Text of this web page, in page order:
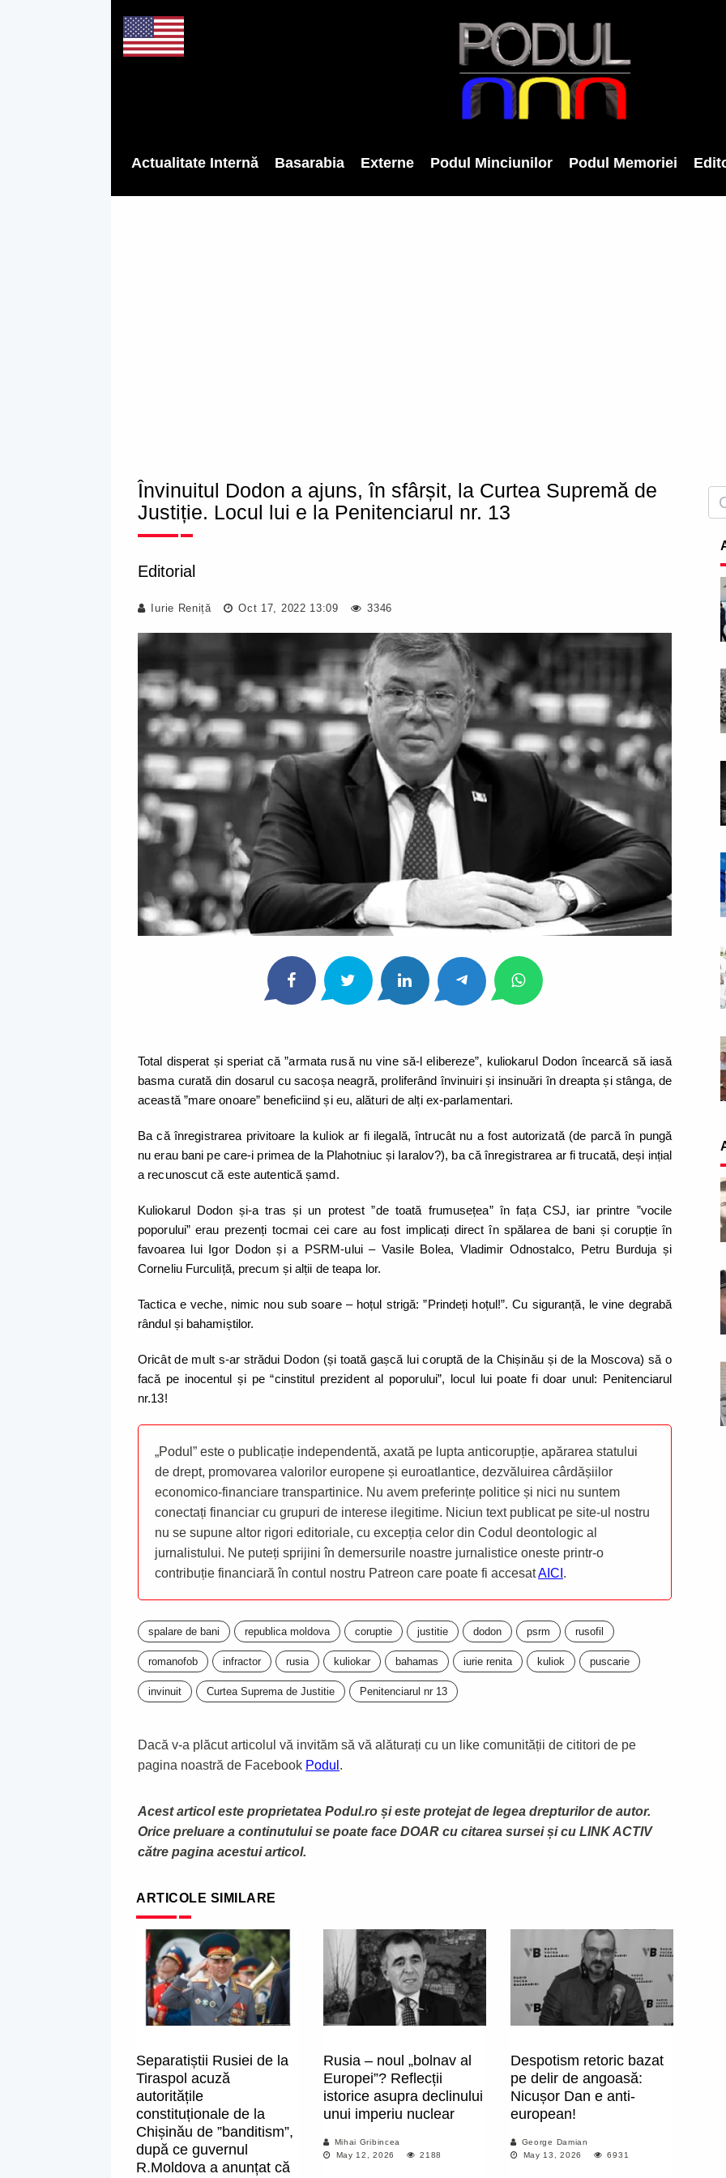
Actualitate Internă Basarabia Externe Podul Minciunilor Podul Memoriei
Învinuitul Dodon a ajuns, în sfârșit, la Curtea Supremă de
Justiție. Locul lui e la Penitenciarul nr. 13
Editorial
Iurie Reniță Oct 17, 2022 13:09 3346
Total disperat și speriat că ”armata rusă nu vine să-l elibereze”, kuliokarul Dodon încearcă să iasă
basma curată din dosarul cu sacoșa neagră, proliferând învinuiri și insinuări în dreapta și stânga, de
această ”mare onoare” beneficiind și eu, alături de alți ex-parlamentari.
Ba că înregistrarea privitoare la kuliok ar fi ilegală, întrucât nu a fost autorizată (de parcă în pungă
nu erau bani pe care-i primea de la Plahotniuc și Iaralov?), ba că înregistrarea ar fi trucată, deși ințial
a recunoscut că este autentică șamd.
Kuliokarul Dodon și-a tras și un protest ”de toată frumusețea” în fața CSJ, iar printre ”vocile
poporului” erau prezenți tocmai cei care au fost implicați direct în spălarea de bani și corupție în
favoarea lui Igor Dodon și a PSRM-ului – Vasile Bolea, Vladimir Odnostalco, Petru Burduja și
Corneliu Furculiță, precum și alții de teapa lor.
Tactica e veche, nimic nou sub soare – hoțul strigă: ”Prindeți hoțul!”. Cu siguranță, le vine degrabă
rândul și bahamiștilor.
Oricât de mult s-ar strădui Dodon (și toată gașcă lui coruptă de la Chișinău și de la Moscova) să o
facă pe inocentul și pe “cinstitul prezident al poporului”, locul lui poate fi doar unul: Penitenciarul
nr.13!
„Podul” este o publicație independentă, axată pe lupta anticorupție, apărarea statului
de drept, promovarea valorilor europene și euroatlantice, dezvăluirea cârdășiilor
economico-financiare transpartinice. Nu avem preferințe politice și nici nu suntem
conectați financiar cu grupuri de interese ilegitime. Niciun text publicat pe site-ul nostru
nu se supune altor rigori editoriale, cu excepția celor din Codul deontologic al
jurnalistului. Ne puteți sprijini în demersurile noastre jurnalistice oneste printr-o
contribuție financiară în contul nostru Patreon care poate fi accesatAICI .
spalare de bani republica moldova coruptie justitie dodon psrm rusofil
romanofob infractor rusia kuliokar bahamas iurie renita kuliok puscarie
invinuit Curtea Suprema de Justitie Penitenciarul nr 13
Dacă v-a plăcut articolul vă invităm să vă alăturați cu un like comunității de cititori de pe
pagina noastră de Facebook Podul .
Acest articol este proprietatea Podul.ro și este protejat de legea drepturilor de autor.
Orice preluare a continutului se poate face DOAR cu citarea sursei și cu LINK ACTIV
către pagina acestui articol.
ARTICOLE SIMILARE
Separatiștii Rusiei de la
Tiraspol acuză
autoritățile
constituționale de la
Chișinău de ”banditism”,
după ce guvernul
R.Moldova a anunțat că
Rusia – noul „bolnav al
Europei”? Reflecții
istorice asupra declinului
unui imperiu nuclear
Mihai Gribincea
May 12, 2026
2188
Despotism retoric bazat
pe delir de angoasă:
Nicușor Dan e anti-
european!
George Damian
May 13, 2026
6931